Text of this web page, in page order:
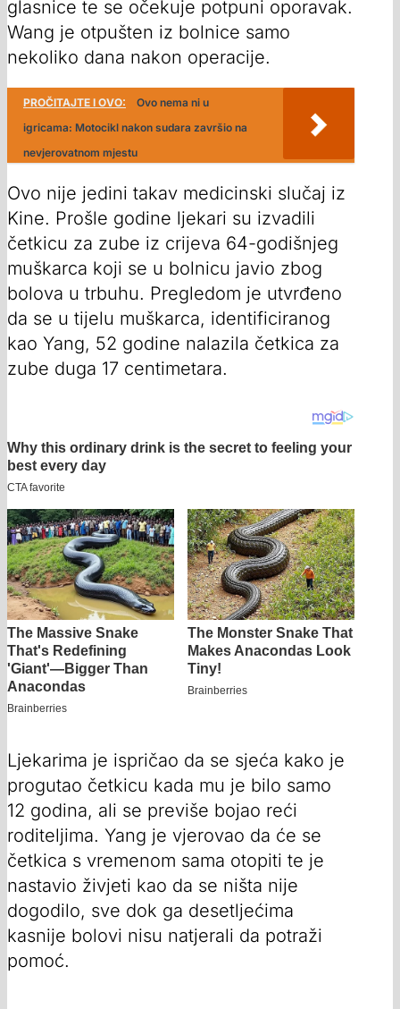
glasnice te se očekuje potpuni oporavak.
Wang je otpušten iz bolnice samo
nekoliko dana nakon operacije.
PROČITAJTE I OVO:
Ovo nema ni u
igricama: Motocikl nakon sudara završio na
nevjerovatnom mjestu
Ovo nije jedini takav medicinski slučaj iz
Kine. Prošle godine ljekari su izvadili
četkicu za zube iz crijeva 64-godišnjeg
muškarca koji se u bolnicu javio zbog
bolova u trbuhu. Pregledom je utvrđeno
da se u tijelu muškarca, identificiranog
kao Yang, 52 godine nalazila četkica za
zube duga 17 centimetara.
Ljekarima je ispričao da se sjeća kako je
progutao četkicu kada mu je bilo samo
12 godina, ali se previše bojao reći
roditeljima. Yang je vjerovao da će se
četkica s vremenom sama otopiti te je
nastavio živjeti kao da se ništa nije
dogodilo, sve dok ga desetljećima
kasnije bolovi nisu natjerali da potraži
pomoć.